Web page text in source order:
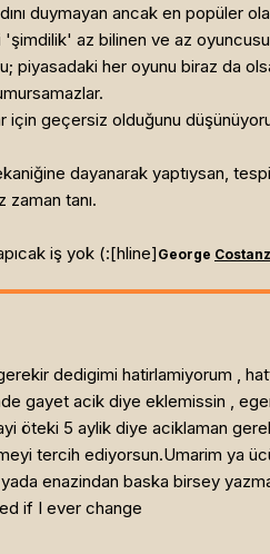
duymayan ancak en popüler
az bilinen ve az
piyasadaki her oyunu biraz da
için geçersiz olduğunu
dayanarak yaptıysan,
tanı.
iş yok (:[hline] George
dedigimi hatirlamiyorum ,
gayet acik diye eklemissin ,
öteki 5 aylik diye aciklaman
tercih ediyorsun.Umarim ya
enazindan baska birsey
if I ever change